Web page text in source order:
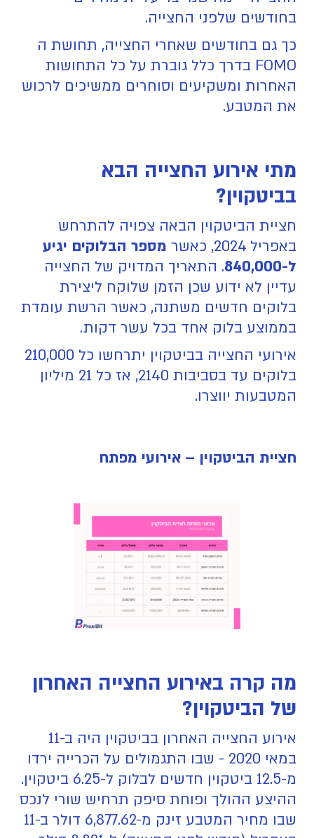
בחודשים שלפני החצייה.
כך גם בחודשים שאחרי החצייה, תחושת ה
FOMO בדרך כלל גוברת על כל התחושות
האחרות ומשקיעים וסוחרים ממשיכים לרכוש
את המטבע.
מתי אירוע החצייה הבא
בביטקוין?
חציית הביטקוין הבאה צפויה להתרחש
באפריל 2024, כאשר
מספר הבלוקים יגיע
ל-840,000
. התאריך המדויק של החצייה
עדיין לא ידוע שכן הזמן שלוקח ליצירת
בלוקים חדשים משתנה, כאשר הרשת עומדת
בממוצע בלוק אחד בכל עשר דקות.
אירועי החצייה בביטקוין יתרחשו כל 210,000
בלוקים עד בסביבות 2140, אז כל 21 מיליון
המטבעות יווצרו.
חציית הביטקוין – אירועי מפתח
מה קרה באירוע החצייה האחרון
של הביטקוין?
אירוע החצייה האחרון בביטקוין היה ב-11
במאי 2020 - שבו התגמולים על הכרייה ירדו
מ-12.5 ביטקוין חדשים לבלוק ל-6.25 ביטקוין.
ההיצע ההולך ופוחת סיפק תרחיש שורי לנכס
שבו מחיר המטבע זינק מ-6,877.62 דולר ב-11